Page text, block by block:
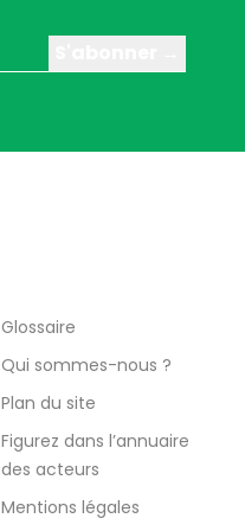
Glossaire
Qui sommes-nous ?
Plan du site
Figurez dans l’annuaire
des acteurs
Mentions légales